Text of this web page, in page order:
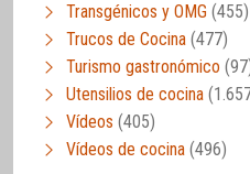
Transgénicos y OMG (455)
Trucos de Cocina (477)
Turismo gastronómico
Utensilios de cocina
Vídeos (405)
Vídeos de cocina (496)